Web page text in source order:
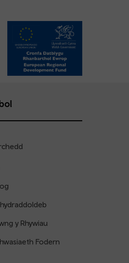
y Rhywiau
Fodern